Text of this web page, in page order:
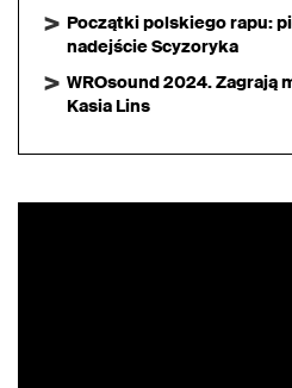
Początki polskiego rapu:
nadejście Scyzoryka
WROsound 2024. Zagrają
Kasia Lins